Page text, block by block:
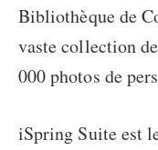
Bibliothèque de
vaste collection
000 photos de
iSpring Suite est